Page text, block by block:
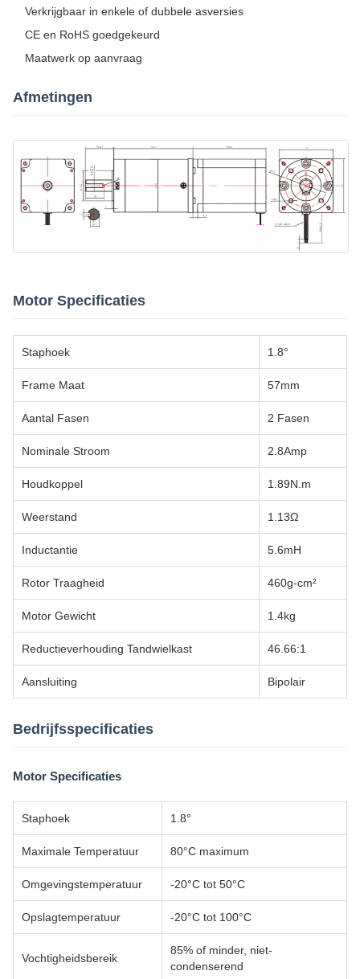
Verkrijgbaar in enkele of dubbele asversies
CE en RoHS goedgekeurd
Maatwerk op aanvraag
Afmetingen
Motor Specificaties
Staphoek 1.8°
Frame Maat 57mm
Aantal Fasen 2 Fasen
Nominale Stroom 2.8Amp
Houdkoppel 1.89N.m
Weerstand 1.13Ω
Inductantie 5.6mH
Rotor Traagheid 460g-cm²
Motor Gewicht 1.4kg
Reductieverhouding Tandwielkast 46.66:1
Aansluiting Bipolair
Bedrijfsspecificaties
Motor Specificaties
Staphoek 1.8°
Maximale Temperatuur 80°C maximum
Omgevingstemperatuur -20°C tot 50°C
Opslagtemperatuur -20°C tot 100°C
Vochtigheidsbereik
85% of minder, niet-
condenserend